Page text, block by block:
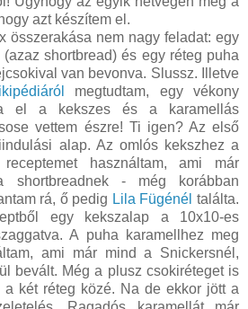
azt készítem el.
összerakása nem nagy feladat: egy
shortbread) és egy réteg puha
van bevonva. Slussz. Illetve
megtudtam, egy vékony
el a kekszes és a karamellás
vettem észre! Ti igen? Az első
alap. Az omlós kekszhez a
receptemet használtam, ami már
shortbreadnek - még korábban
rá, ő pedig Lila Fügénél találta.
egy kekszalap a 10x10-es
A puha karamellhez meg
ami már mind a Snickersnél,
bevált. Még a plusz csokiréteget is
a két réteg közé. Na de ekkor jött a